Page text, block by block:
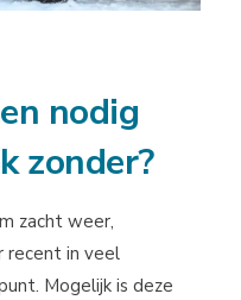
nodig
zonder?
zacht weer,
recent in veel
Mogelijk is deze